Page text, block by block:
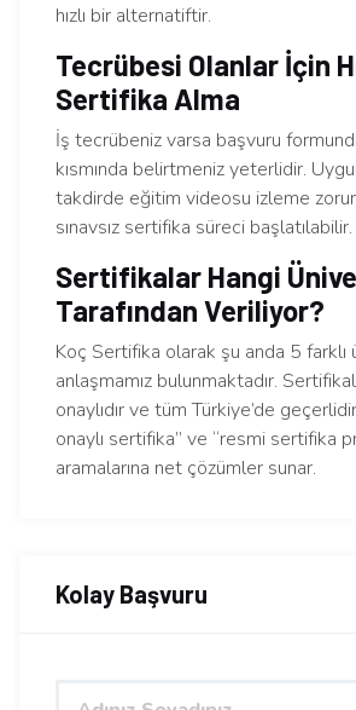
hızlı bir alternatiftir.
Tecrübesi Olanlar İçin
Sertifika Alma
İş tecrübeniz varsa başvuru
kısmında belirtmeniz yeterlidir.
takdirde eğitim videosu izleme
sınavsız sertifika süreci başlatılabilir.
Sertifikalar Hangi
Tarafından Veriliyor?
Koç Sertifika olarak şu anda 5 farklı
anlaşmamız bulunmaktadır.
onaylıdır ve tüm Türkiye’de
onaylı sertifika” ve “resmi sertifika
aramalarına net çözümler sunar.
Kolay Başvuru